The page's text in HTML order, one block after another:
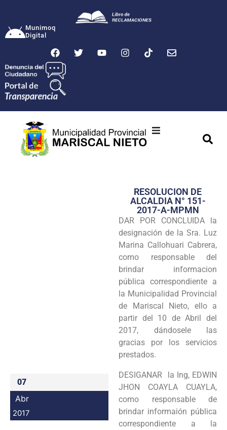
Munimoq
Digital
Transparencia
Seguridad
Programas
Intranet
07
Abr
2017
RESOLUCION DE
ALCALDIA N° 151-
2017-A-MPMN
DAR POR CONCLUIDA la
designación de la Sra. Luz
Marina Callohuari Cabrera,
como responsable del
brindar informacion
pública correspondiente a
la Municipalidad Provincial
de Mariscal Nieto, ello a
partir del 10 de Abril del
2017, dándosele las
gracias por los servicios
prestados.
DESIGANAR la Ing, EDWIN
JHON COAYLA CUAYLA,
como responsable de
brindar informaión pública
correspondiente a la